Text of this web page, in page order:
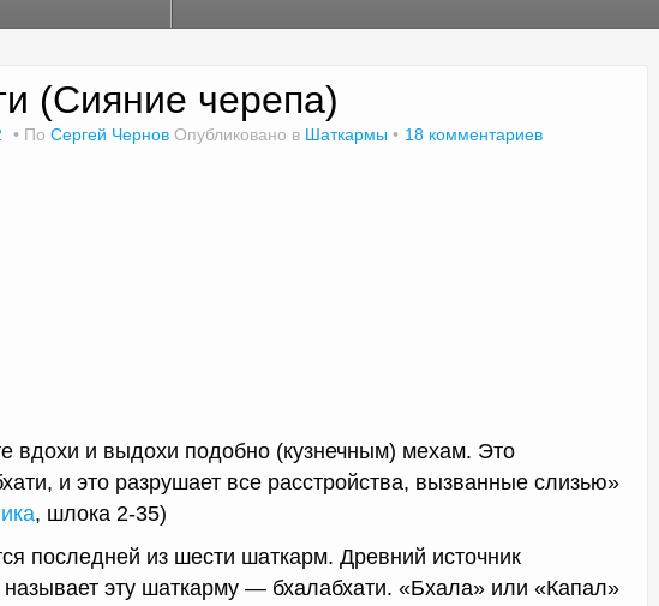
(Сияние черепа)
По Сергей Чернов Опубликовано в Шаткармы 18 комментариев
вдохи и выдохи подобно (кузнечным) мехам. Это
и это разрушает все расстройства, вызванные слизью»
, шлока 2-35)
последней из шести шаткарм. Древний источник
эту шаткарму — бхалабхати. «Бхала» или «Капал»